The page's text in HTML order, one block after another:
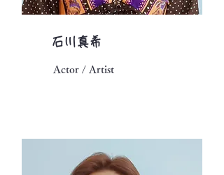
​石川真希
Actor / Artist